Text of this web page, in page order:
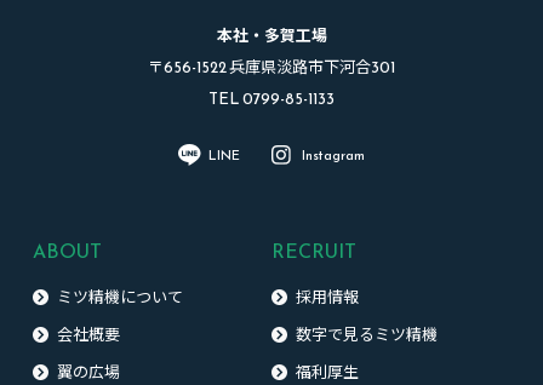
本社・多賀工場
〒656-1522 兵庫県淡路市下河合301
TEL 0799-85-1133
LINE Instagram
ABOUT
ミツ精機について
会社概要
翼の広場
RECRUIT
採用情報
数字で見るミツ精機
福利厚生